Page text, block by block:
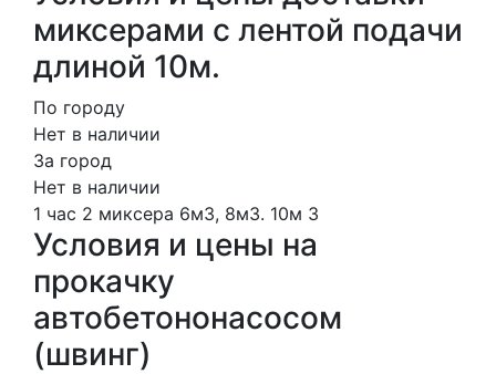
миксерами с лентой подачи
длиной 10м.
По городу
Нет в наличии
За город
Нет в наличии
1 час 2 миксера 6м3, 8м3. 10м 3
Условия и цены на
прокачку
автобетононасосом
(швинг)